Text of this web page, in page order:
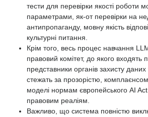
тести для перевірки якості роботи
параметрами, як-от перевірки на
антипропаганду, мовну якість
культурні питання.
Крім того, весь процес навчання
правовий комітет, до якого входять
представники органів захисту
стежать за прозорістю, комплаєнсом
моделі нормам європейського AI Act
правовим реаліям.
Важливо, що система повністю